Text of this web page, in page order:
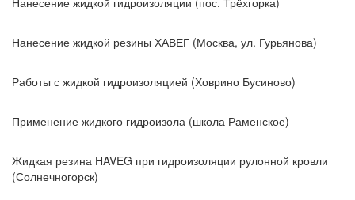
Нанесение жидкой резины ХАВЕГ (Москва, ул. Гурьянова)
Работы с жидкой гидроизоляцией (Ховрино Бусиново)
Применение жидкого гидроизола (школа Раменское)
Жидкая резина HAVEG при гидроизоляции рулонной кровли
(Солнечногорск)